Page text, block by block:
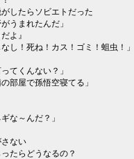
したらソビエトだった
うまれたんだ」
よ』
し！死ね！カス！ゴミ！蛆虫！」
てくんない？」
部屋で孫悟空寝てる」
な～んだ？」
さない
たらどうなるの？